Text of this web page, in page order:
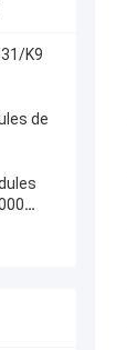
K9
de